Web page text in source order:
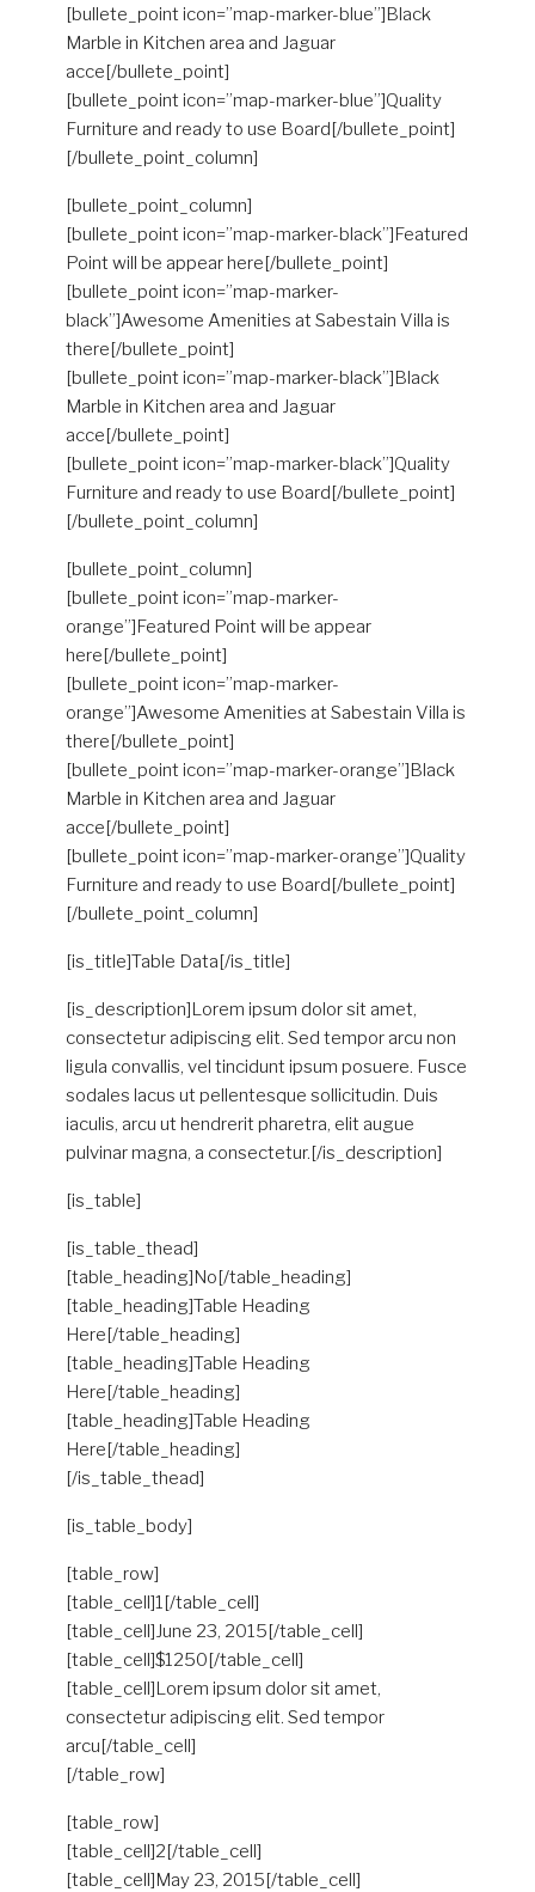
[bullete_point icon=”map-marker-blue”]Black
Marble in Kitchen area and Jaguar
acce[/bullete_point]
[bullete_point icon=”map-marker-blue”]Quality
Furniture and ready to use Board[/bullete_point]
[/bullete_point_column]
[bullete_point_column]
[bullete_point icon=”map-marker-black”]Featured
Point will be appear here[/bullete_point]
[bullete_point icon=”map-marker-
black”]Awesome Amenities at Sabestain Villa is
there[/bullete_point]
[bullete_point icon=”map-marker-black”]Black
Marble in Kitchen area and Jaguar
acce[/bullete_point]
[bullete_point icon=”map-marker-black”]Quality
Furniture and ready to use Board[/bullete_point]
[/bullete_point_column]
[bullete_point_column]
[bullete_point icon=”map-marker-
orange”]Featured Point will be appear
here[/bullete_point]
[bullete_point icon=”map-marker-
orange”]Awesome Amenities at Sabestain Villa is
there[/bullete_point]
[bullete_point icon=”map-marker-orange”]Black
Marble in Kitchen area and Jaguar
acce[/bullete_point]
[bullete_point icon=”map-marker-orange”]Quality
Furniture and ready to use Board[/bullete_point]
[/bullete_point_column]
[is_title]Table Data[/is_title]
[is_description]Lorem ipsum dolor sit amet,
consectetur adipiscing elit. Sed tempor arcu non
ligula convallis, vel tincidunt ipsum posuere. Fusce
sodales lacus ut pellentesque sollicitudin. Duis
iaculis, arcu ut hendrerit pharetra, elit augue
pulvinar magna, a consectetur.[/is_description]
[is_table]
[is_table_thead]
[table_heading]No[/table_heading]
[table_heading]Table Heading
Here[/table_heading]
[table_heading]Table Heading
Here[/table_heading]
[table_heading]Table Heading
Here[/table_heading]
[/is_table_thead]
[is_table_body]
[table_row]
[table_cell]1[/table_cell]
[table_cell]June 23, 2015[/table_cell]
[table_cell]$1250[/table_cell]
[table_cell]Lorem ipsum dolor sit amet,
consectetur adipiscing elit. Sed tempor
arcu[/table_cell]
[/table_row]
[table_row]
[table_cell]2[/table_cell]
[table_cell]May 23, 2015[/table_cell]